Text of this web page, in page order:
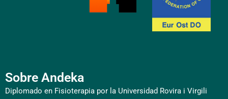
Sobre Andeka
Diplomado en Fisioterapia por la Universidad Rovira i Virgili